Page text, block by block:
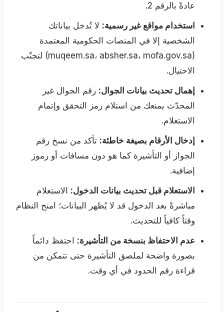
عادةً بالرقم 2.
استخدام مواقع غير رسمية: لا تُدخل بياناتك
الشخصية إلا في المنصات الحكومية المعتمدة
(muqeem.sa، absher.sa، mofa.gov.sa) لتجنّب
الاحتيال.
إهمال تحديث بيانات الجوال: رقم الجوال غير
المحدّث يمنعك من استلام رمز التحقق وإتمام
الاستعلام.
إدخال الأرقام بصيغة خاطئة: تأكد من نسخ رقم
الجواز أو التأشيرة كما هو دون مسافات أو رموز
إضافية.
الاستعلام قبل تحديث بيانات الدخول: الاستعلام
مباشرةً بعد الدخول قد لا يُظهر البيانات؛ امنح النظام
وقتاً كافياً للتحديث.
عدم الاحتفاظ بنسخة من التأشيرة: احتفظ دائماً
بصورة واضحة لملصق التأشيرة حتى تتمكن من
قراءة رقم الحدود في أي وقت.